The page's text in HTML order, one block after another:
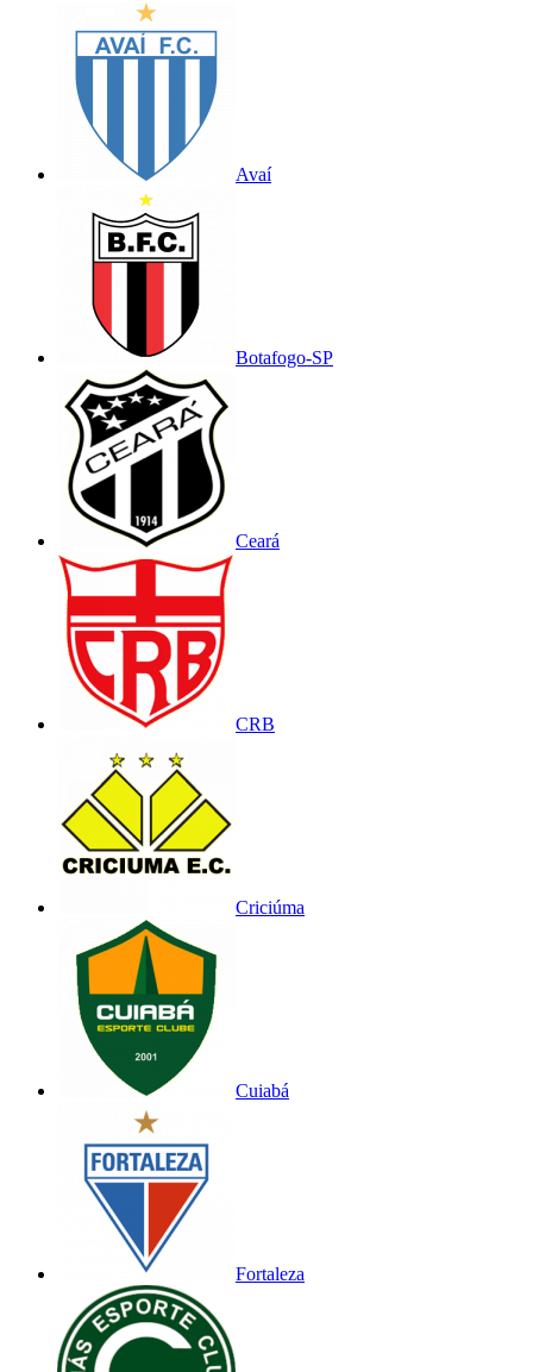
Avaí
Botafogo-SP
Ceará
CRB
Criciúma
Cuiabá
Fortaleza